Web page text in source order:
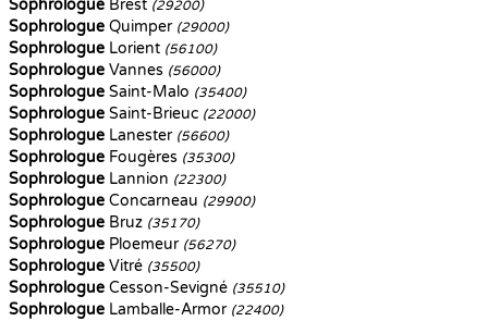
Sophrologue Brest (29200)
Sophrologue Quimper (29000)
Sophrologue Lorient (56100)
Sophrologue Vannes (56000)
Sophrologue Saint-Malo (35400)
Sophrologue Saint-Brieuc (22000)
Sophrologue Lanester (56600)
Sophrologue Fougères (35300)
Sophrologue Lannion (22300)
Sophrologue Concarneau (29900)
Sophrologue Bruz (35170)
Sophrologue Ploemeur (56270)
Sophrologue Vitré (35500)
Sophrologue Cesson-Sevigné (35510)
Sophrologue Lamballe-Armor (22400)